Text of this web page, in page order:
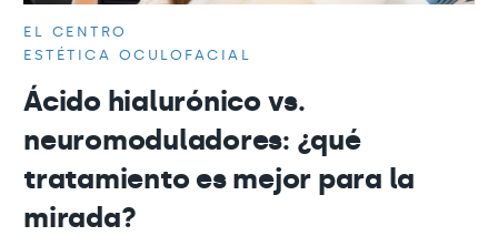
EL CENTRO
ESTÉTICA OCULOFACIAL
Ácido hialurónico vs.
neuromoduladores: ¿qué
tratamiento es mejor para la
mirada?